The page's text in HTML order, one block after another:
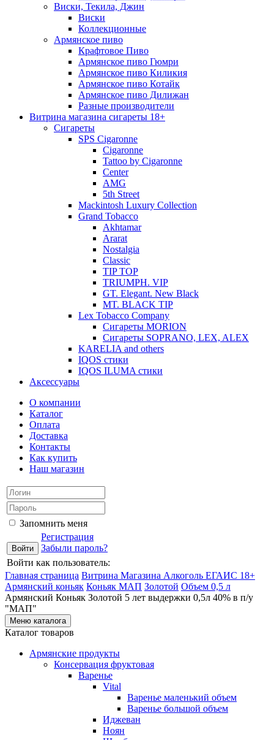
Виски, Текила, Джин
Виски
Коллекционные
Армянское пиво
Крафтовое Пиво
Армянское пиво Гюмри
Армянское пиво Киликия
Армянское пиво Котайк
Армянское пиво Дилижан
Разные производители
Витрина магазина сигареты 18+
Cигареты
SPS Cigaronne
Сigaronne
Tattoo by Cigaronne
Center
AMG
5th Street
Mackintosh Luxury Collection
Grand Tobacco
Akhtamar
Ararat
Nostalgia
Classic
TIP TOP
TRIUMPH. VIP
GT. Elegant. New Black
MT. BLACK TIP
Lex Tobacco Company
Сигареты MORION
Сигареты SOPRANO, LEX, ALEX
KARELIA and others
IQOS стики
IQOS ILUMA стики
Аксессуары
О компании
Каталог
Оплата
Доставка
Контакты
Как купить
Наш магазин
Запомнить меня
Регистрация
Забыли пароль?
Войти как пользователь:
Главная страница Витрина Магазина Алкоголь ЕГАИС 18+
Армянский коньяк Коньяк МАП Золотой Объем 0,5 л
Армянский Коньяк Золотой 5 лет выдержки 0,5л 40% в п/у
"МАП"
Меню каталога
Каталог товаров
Армянские продукты
Консервация фруктовая
Варенье
Vital
Варенье маленький объем
Варенье большой объем
Иджеван
Ноян